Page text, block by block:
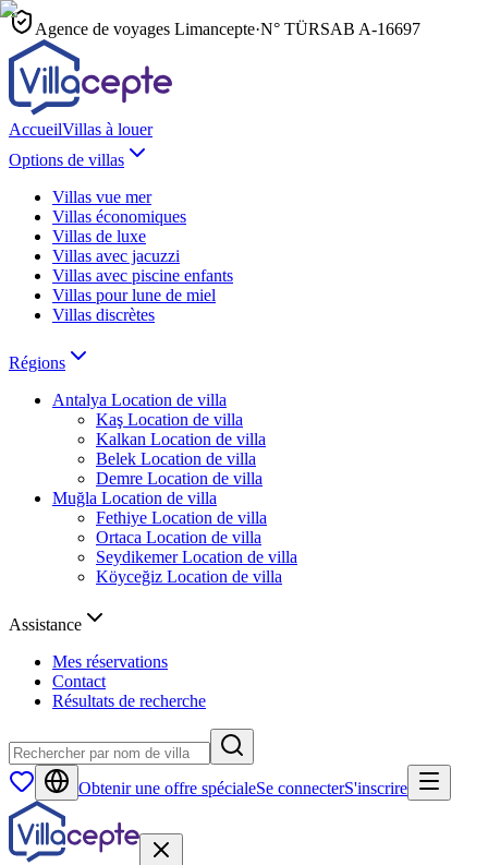
Agence de voyages Limancepte·N° TÜRSAB A-16697
AccueilVillas à louer
Options de villas
Villas vue mer
Villas économiques
Villas de luxe
Villas avec jacuzzi
Villas avec piscine enfants
Villas pour lune de miel
Villas discrètes
Régions
Antalya Location de villa
Kaş Location de villa
Kalkan Location de villa
Belek Location de villa
Demre Location de villa
Muğla Location de villa
Fethiye Location de villa
Ortaca Location de villa
Seydikemer Location de villa
Köyceğiz Location de villa
Assistance
Mes réservations
Contact
Résultats de recherche
Obtenir une offre spécialeSe connecterS'inscrire